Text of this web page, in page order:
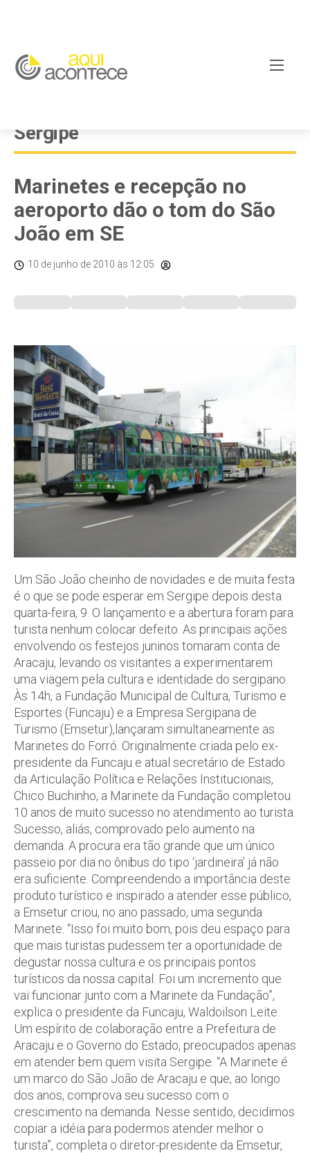
Sergipe
Marinetes e recepção no
aeroporto dão o tom do São
João em SE
10 de junho de 2010 às 12:05
Um São João cheinho de novidades e de muita festa
é o que se pode esperar em Sergipe depois desta
quarta-feira, 9. O lançamento e a abertura foram para
turista nenhum colocar defeito. As principais ações
envolvendo os festejos juninos tomaram conta de
Aracaju, levando os visitantes a experimentarem
uma viagem pela cultura e identidade do sergipano.
Às 14h, a Fundação Municipal de Cultura, Turismo e
Esportes (Funcaju) e a Empresa Sergipana de
Turismo (Emsetur),lançaram simultaneamente as
Marinetes do Forró. Originalmente criada pelo ex-
presidente da Funcaju e atual secretário de Estado
da Articulação Política e Relações Institucionais,
Chico Buchinho, a Marinete da Fundação completou
10 anos de muito sucesso no atendimento ao turista.
Sucesso, aliás, comprovado pelo aumento na
demanda. A procura era tão grande que um único
passeio por dia no ônibus do tipo ‘jardineira’ já não
era suficiente. Compreendendo a importância deste
produto turístico e inspirado a atender esse público,
a Emsetur criou, no ano passado, uma segunda
Marinete. “Isso foi muito bom, pois deu espaço para
que mais turistas pudessem ter a oportunidade de
degustar nossa cultura e os principais pontos
turísticos da nossa capital. Foi um incremento que
vai funcionar junto com a Marinete da Fundação”,
explica o presidente da Funcaju, Waldoilson Leite.
Um espírito de colaboração entre a Prefeitura de
Aracaju e o Governo do Estado, preocupados apenas
em atender bem quem visita Sergipe. “A Marinete é
um marco do São João de Aracaju e que, ao longo
dos anos, comprova seu sucesso com o
crescimento na demanda. Nesse sentido, decidimos
copiar a idéia para podermos atender melhor o
turista”, completa o diretor-presidente da Emsetur,